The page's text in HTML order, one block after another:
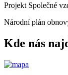
Projekt Společné
Národní plán
Kde nás